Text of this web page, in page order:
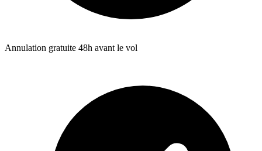
Annulation gratuite 48h avant le vol